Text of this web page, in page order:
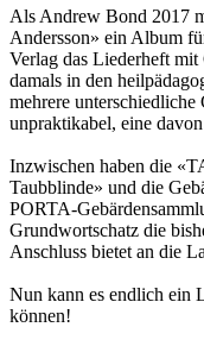
Als Andrew Bond 2017
Andersson» ein Album
Verlag das Liederheft mit
damals in den
mehrere unterschiedliche
unpraktikabel, eine
Inzwischen haben die
Taubblinde» und die
PORTA-
Grundwortschatz die
Anschluss bietet an die
Nun kann es endlich ein
können!